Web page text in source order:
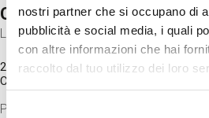
nostri partner che si occupano di
pubblicità e social media, i quali
con altre informazioni che hai
raccolto dal tuo utilizzo dei loro
Selezione
Come funziona il cervello?
Laboratorio
20 Set 2026 / 11:15 - 13:00
Costo
Proveremo a costruire un cervello in